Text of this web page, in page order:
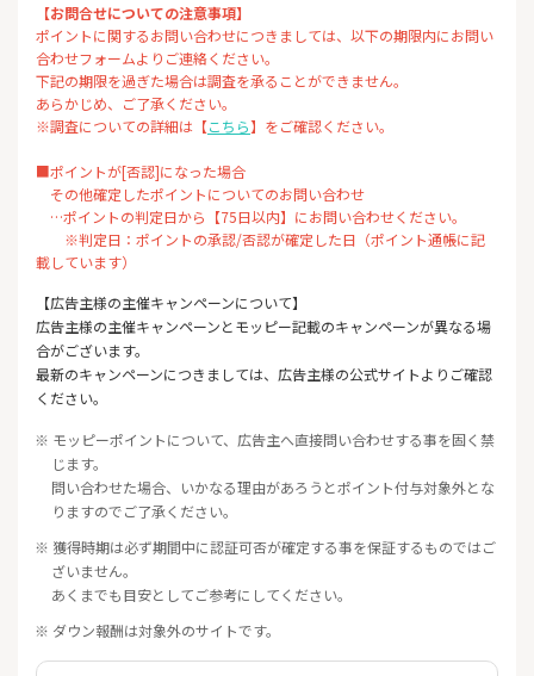
【お問合せについての注意事項】
ポイントに関するお問い合わせにつきましては、以下の期限内にお問い
合わせフォームよりご連絡ください。
下記の期限を過ぎた場合は調査を承ることができません。
あらかじめ、ご了承ください。
※調査についての詳細は【こちら】をご確認ください。
■ポイントが[否認]になった場合
その他確定したポイントについてのお問い合わせ
…ポイントの判定日から【75日以内】にお問い合わせください。
※判定日：ポイントの承認/否認が確定した日（ポイント通帳に記
載しています）
【広告主様の主催キャンペーンについて】
広告主様の主催キャンペーンとモッピー記載のキャンペーンが異なる場
合がございます。
最新のキャンペーンにつきましては、広告主様の公式サイトよりご確認
ください。
※ モッピーポイントについて、広告主へ直接問い合わせする事を固く禁
じます。
問い合わせた場合、いかなる理由があろうとポイント付与対象外とな
りますのでご了承ください。
※ 獲得時期は必ず期間中に認証可否が確定する事を保証するものではご
ざいません。
あくまでも目安としてご参考にしてください。
※ ダウン報酬は対象外のサイトです。